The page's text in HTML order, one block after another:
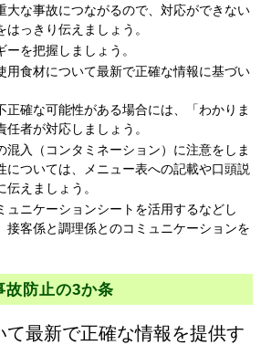
大な事故につながるので、対応ができない
っきり伝えましょう。
を把握しましょう。
用食材について最新で正確な情報に基づい
正確な可能性がある場合には、「わかりま
者が対応しましょう。
混入（コンタミネーション）に注意をしま
については、メニュー表への記載や口頭説
えましょう。
ュニケーションシートを活用するなどし
接客係と調理係とのコミュニケーションを
故防止の3か条
て最新で正確な情報を提供す